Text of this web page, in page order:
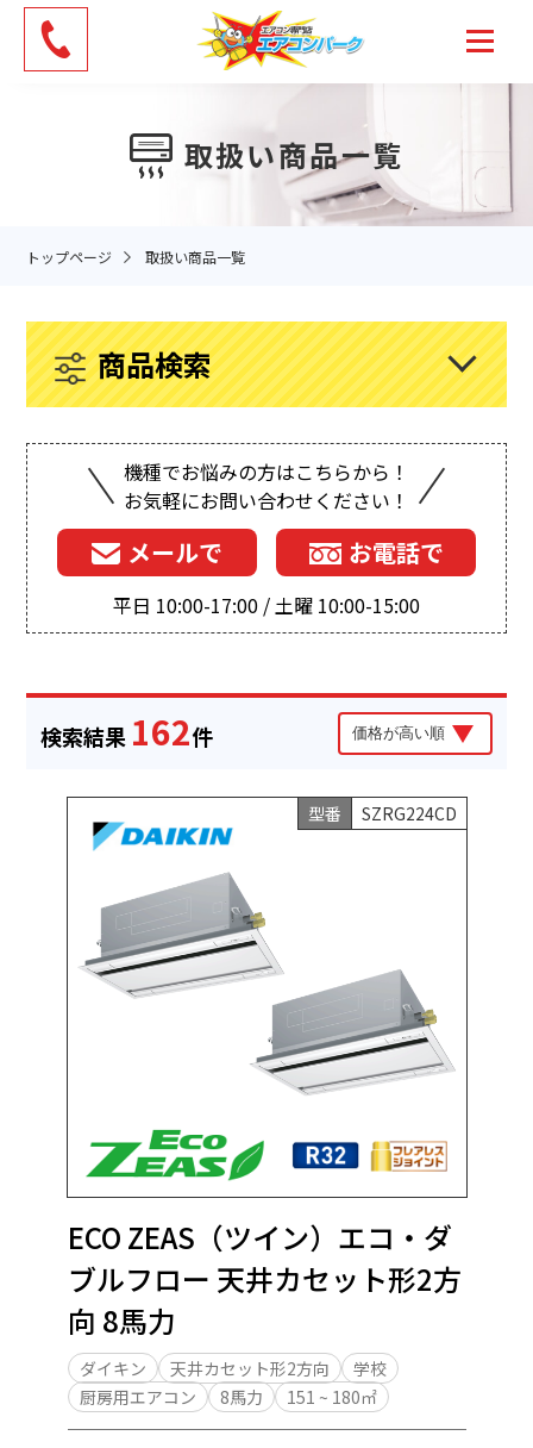
Skip
the
取扱い商品一覧
トップページ 取扱い商品一覧
商品検索
機種でお悩みの方はこちらから！
お気軽にお問い合わせください！
メールで お電話で
平日 10:00-17:00 / 土曜 10:00-15:00
検索結果 162件
型番 SZRG224CD
ECO ZEAS（ツイン）エコ・ダ
ブルフロー 天井カセット形2方
向 8馬力
ダイキン 天井カセット形2方向
学校
厨房用エアコン
8馬力 151 ~ 180㎡